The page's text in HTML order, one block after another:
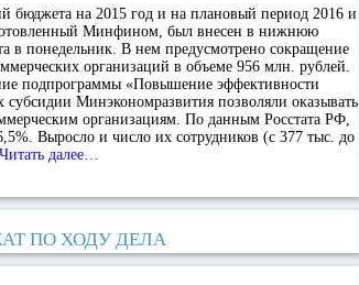
бюджета на 2015 год и на плановый период 2016 и
Минфином, был внесен в нижнюю
в понедельник. В нем предусмотрено сокращение
организаций в объеме 956 млн. рублей.
подпрограммы «Повышение эффективности
Минэкономразвития позволяли оказывать
организациям. По данным Росстата РФ,
Выросло и число их сотрудников (с 377 тыс. до
Читать далее…
ПО ХОДУ ДЕЛА